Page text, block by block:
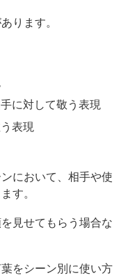
ります。
に対して敬う表現
表現
において、相手や使
す。
見せてもらう場合な
をシーン別に使い方